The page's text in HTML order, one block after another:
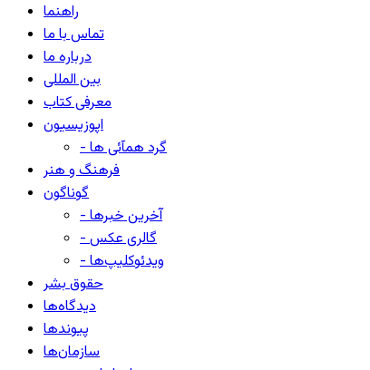
راهنما
تماس با ما
درباره ما
بین المللی
معرفی کتاب
اپوزیسیون
- گرد همآئی ها
فرهنگ و هنر
گوناگون
- آخرین خبرها
- گالری عکس
- ویدئوکلیپ‌ها
حقوق بشر
دیدگاه‌ها
پیوندها
سازمان‌ها